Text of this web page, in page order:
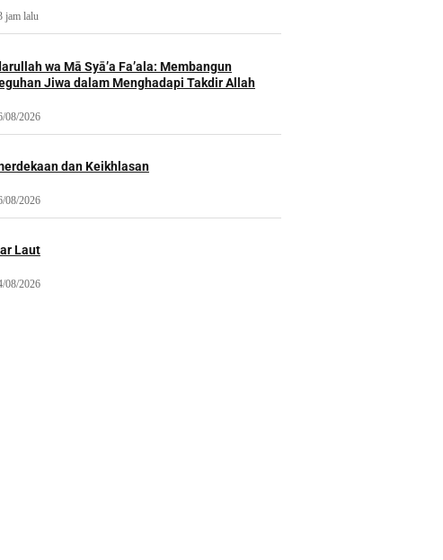
jam lalu
wa Mā Syā’a Fa’ala: Membangun
Jiwa dalam Menghadapi Takdir Allah
08/2026
dan Keikhlasan
08/2026
Laut
08/2026